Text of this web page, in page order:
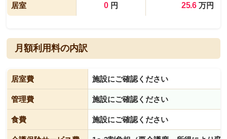
居室 0円 25.6万円
月額利用料の内訳
居室費 施設にご確認ください
管理費 施設にご確認ください
食費 施設にご確認ください